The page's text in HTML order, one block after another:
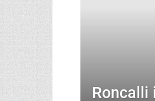
Roncalli